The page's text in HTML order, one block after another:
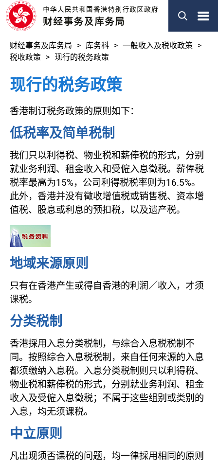
菜
财经事务及库务局 库务科
一般收入及税收政策
税收政策
现行的税务政策
现行的税务政策
香港制订税务政策的原则如下：
低税率及简单税制
我们只以利得税、物业税和薪俸税的形式，分别
就业务利润、租金收入和受僱入息徵税。薪俸税
税率最高为15%，公司利得税税率则为16.5%。
此外，香港并没有徵收增值税或销售税、资本增
值税、股息或利息的预扣税，以及遗产税。
地域来源原则
只有在香港产生或得自香港的利润／收入，才须
课税。
分类税制
香港採用入息分类税制，与综合入息税税制不
同。按照综合入息税税制，来自任何来源的入息
都须缴纳入息税。入息分类税制则只以利得税、
物业税和薪俸税的形式，分别就业务利润、租金
收入及受僱入息徵税；不属于这些组别或类别的
入息，均无须课税。
中立原则
凡出现须否课税的问题，均一律採用相同的原则